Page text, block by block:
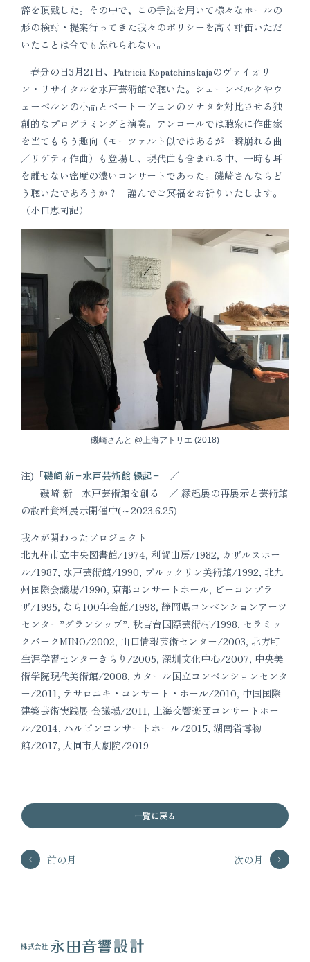
辞を頂戴した。その中で、この手法を用いて様々なホールの
形の検討・提案行ってきた我々のポリシーを高く評価いただ
いたことは今でも忘れられない。
春分の日3月21日、Patricia Kopatchinskajaのヴァイオリ
ン・リサイタルを水戸芸術館で聴いた。シェーンベルクやウ
ェーベルンの小品とべートーヴェンのソナタを対比させる独
創的なプログラミングと演奏。アンコールでは聴衆に作曲家
を当てもらう趣向（モーツァルト似ではあるが一瞬崩れる曲
／リゲティ作曲）も登場し、現代曲も含まれる中、一時も耳
を離せない密度の濃いコンサートであった。磯崎さんならど
う聴いたであろうか？ 謹んでご冥福をお祈りいたします。
（小口恵司記）
磯崎さんと @上海アトリエ (2018)
注)「磯崎 新−水戸芸術館 縁起− 」／
磯崎 新−水戸芸術館を創る−／ 縁起展の再展示と芸術館
の設計資料展示開催中(～2023.6.25)
我々が関わったプロジェクト
北九州市立中央図書館/1974, 利賀山房/1982, カザルスホー
ル/1987, 水戸芸術館/1990, ブルックリン美術館/1992, 北九
州国際会議場/1990, 京都コンサートホール, ビーコンプラ
ザ/1995, なら100年会館/1998, 静岡県コンベンションアーツ
センター”グランシップ”, 秋吉台国際芸術村/1998, セラミッ
クパークMINO/2002, 山口情報芸術センター/2003, 北方町
生涯学習センターきらり/2005, 深圳文化中心/2007, 中央美
術学院現代美術館/2008, カタール国立コンベンションセンタ
ー/2011, テサロニキ・コンサート・ホール/2010, 中国国際
建築芸術実践展 会議場/2011, 上海交響楽団コンサートホー
ル/2014, ハルピンコンサートホール/2015, 湖南省博物
館/2017, 大同市大劇院/2019
前の月
一覧に戻る
次の月